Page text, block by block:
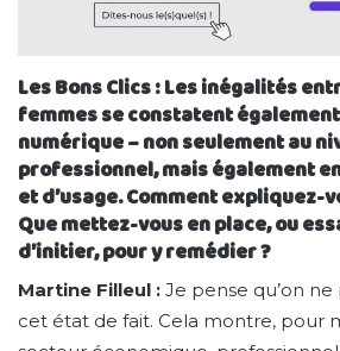
Les Bons Clics : Les inégalités
femmes se constatent
numérique – non seulement au
professionnel, mais également
et d’usage. Comment expliquez-
Que mettez-vous en place, ou
d’initier, pour y remédier ?
Martine Filleul : Je pense qu’on
cet état de fait. Cela montre, pour